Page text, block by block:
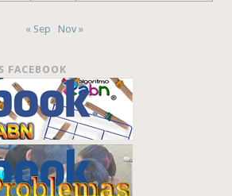
« Sep Nov »
FACEBOOK